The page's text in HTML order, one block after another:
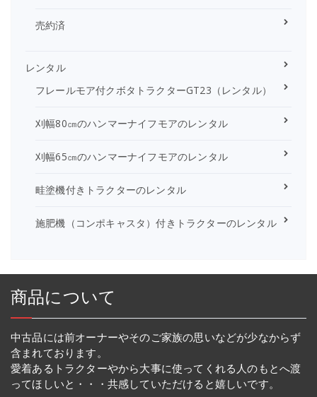
売約済
レンタル
フレールモア付クボタトラクターGT23（レンタル）
刈幅80㎝のハンマーナイフモアのレンタル
刈幅65㎝のハンマーナイフモアのレンタル
畦塗機付きトラクターのレンタル
施肥機（コンポキャスタ）付きトラクターのレンタル
商品について
中古品には前オーナーやそのご家族の思いなどが少なからず
含まれております。
愛着あるトラクターやから大事に使ってくれる人のもとへ渡
ってほしいと・・・共感していただけると嬉しいです。